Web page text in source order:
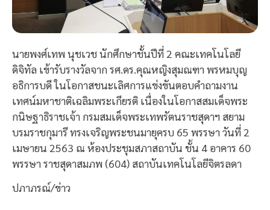
นายพงศ์เทพ นุชเวช นักศึกษาชั้นปีที่ 2 คณะเทคโนโลยี
ดิจิทัล เข้ารับรางวัลจาก รศ.ดร.คุณหญิงสุมณฑา พรหมบุญ
อธิการบดี ในโอกาสชนะเลิศการแข่งขันตอบคำถามงาน
เทศน์มหาชาติเฉลิมพระเกียรติ เนื่องในโอกาสสมเด็จพระ
กนิษฐาธิราชเจ้า กรมสมเด็จพระเทพรัตนราชสุดาฯ สยาม
บรมราชกุมารี ทรงเจริญพระชนมายุครบ 65 พรรษา วันที่ 2
เมษายน 2563 ณ ห้องประชุมสภาสถาบัน ชั้น 4 อาคาร 60
พรรษา ราชสุดาสมภพ (604) สถาบันเทคโนโลยีจิตรลดา
ปภาภรณ์/ข่าว